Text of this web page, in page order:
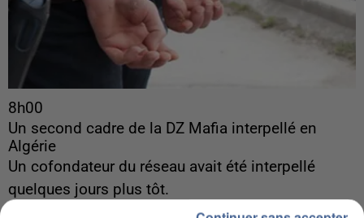
8h00
Un second cadre de la DZ Mafia interpellé en
Algérie
Un cofondateur du réseau avait été interpellé
quelques jours plus tôt.